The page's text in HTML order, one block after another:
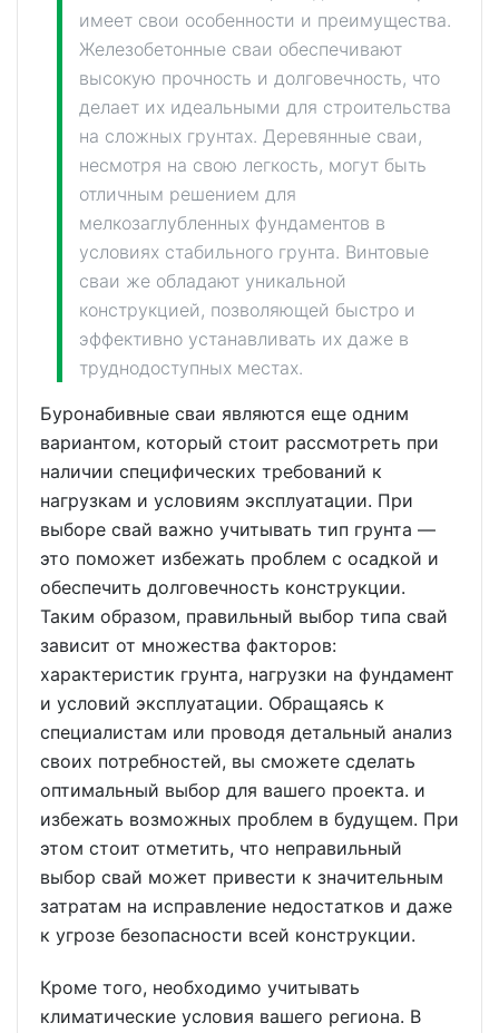
имеет свои особенности и преимущества.
Железобетонные сваи обеспечивают
высокую прочность и долговечность, что
делает их идеальными для строительства
на сложных грунтах. Деревянные сваи,
несмотря на свою легкость, могут быть
отличным решением для
мелкозаглубленных фундаментов в
условиях стабильного грунта. Винтовые
сваи же обладают уникальной
конструкцией, позволяющей быстро и
эффективно устанавливать их даже в
труднодоступных местах.
Буронабивные сваи являются еще одним
вариантом, который стоит рассмотреть при
наличии специфических требований к
нагрузкам и условиям эксплуатации. При
выборе свай важно учитывать тип грунта —
это поможет избежать проблем с осадкой и
обеспечить долговечность конструкции.
Таким образом, правильный выбор типа свай
зависит от множества факторов:
характеристик грунта, нагрузки на фундамент
и условий эксплуатации. Обращаясь к
специалистам или проводя детальный анализ
своих потребностей, вы сможете сделать
оптимальный выбор для вашего проекта. и
избежать возможных проблем в будущем. При
этом стоит отметить, что неправильный
выбор свай может привести к значительным
затратам на исправление недостатков и даже
к угрозе безопасности всей конструкции.
Кроме того, необходимо учитывать
климатические условия вашего региона. В